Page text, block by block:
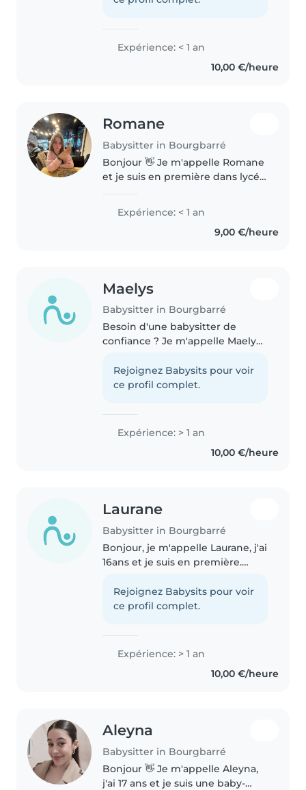
Expérience: < 1 an
10,00 €/heure
Romane
Babysitter in Bourgbarré
Bonjour 👋 Je m'appelle Romane
et je suis en première dans lycée
faire des activités manuelles ! Je
Expérience: < 1 an
9,00 €/heure
Maelys
Babysitter in Bourgbarré
Besoin d'une babysitter de
confiance ? Je m'appelle Maelys,
dynamique, sérieuse et
responsable. Grâce à mon
Rejoignez Babysits pour voir
ce profil complet.
Expérience: > 1 an
10,00 €/heure
Laurane
Babysitter in Bourgbarré
Bonjour, je m'appelle Laurane, j'ai
16ans et je suis en première.
eu l'occasion de m'occuper
d'enfants ainsi que de les aider
Rejoignez Babysits pour voir
ce profil complet.
Expérience: > 1 an
10,00 €/heure
Aleyna
Babysitter in Bourgbarré
Bonjour 👋 Je m'appelle Aleyna,
j'ai 17 ans et je suis une baby-